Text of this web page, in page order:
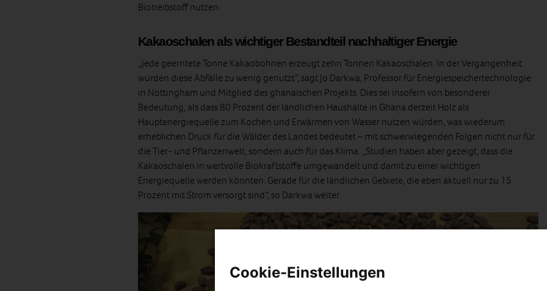
Biotreibstoff nutzen.
Kakaoschalen als wichtiger Bestandteil nachhaltiger Energie
„Jede geerntete Tonne Kakaobohnen erzeugt zehn Tonnen Kakaoschalen. In der Vergangenheit
wurden diese Abfälle zu wenig genutzt“, sagt Jo Darkwa, Professor für Energiespeichertechnologie
in Nottingham und Mitglied des ghanaischen Projekts. Dies sei insofern von besonderer
Bedeutung, als dass 80 Prozent der ländlichen Haushalte in Ghana derzeit Holz als
Hauptenergiequelle zum Kochen und Erwärmen von Wasser nutzen würden, was wiederum
erheblichen Druck für die Wälder des Landes bedeutet – mit schwerwiegenden Folgen nicht nur für
die Tier- und Pflanzenwelt, sondern auch für das Klima. „Studien haben aber gezeigt, dass die
Kakaoschalen in wertvolle Biokraftstoffe umgewandelt und damit zu einer wichtigen
Energiequelle werden könnten. Gerade für die ländlichen Gebiete, die eben aktuell nur zu 15
Prozent mit Strom versorgt sind“, so Darkwa weiter.
Cookie-Einstellungen